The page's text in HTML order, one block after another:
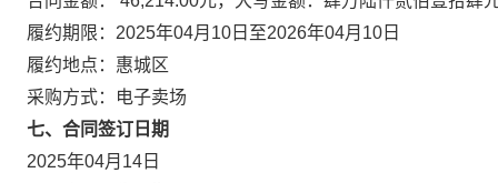
履约期限：2025年04月10日至2026年04月10日
履约地点：惠城区
采购方式：电子卖场
七、合同签订日期
2025年04月14日